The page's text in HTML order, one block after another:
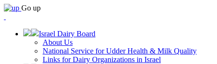
Go up
Israel Dairy Board
About Us
National Service for Udder Health & Milk Quality
Links for Dairy Organizations in Israel